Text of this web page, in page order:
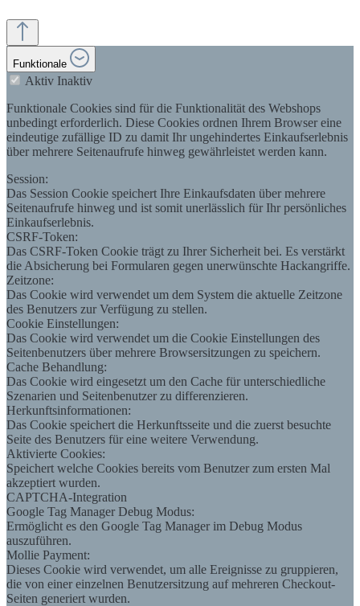
Funktionale
Aktiv Inaktiv
Funktionale Cookies sind für die Funktionalität des Webshops
unbedingt erforderlich. Diese Cookies ordnen Ihrem Browser eine
eindeutige zufällige ID zu damit Ihr ungehindertes Einkaufserlebnis
über mehrere Seitenaufrufe hinweg gewährleistet werden kann.
Session:
Das Session Cookie speichert Ihre Einkaufsdaten über mehrere
Seitenaufrufe hinweg und ist somit unerlässlich für Ihr persönliches
Einkaufserlebnis.
CSRF-Token:
Das CSRF-Token Cookie trägt zu Ihrer Sicherheit bei. Es verstärkt
die Absicherung bei Formularen gegen unerwünschte Hackangriffe.
Zeitzone:
Das Cookie wird verwendet um dem System die aktuelle Zeitzone
des Benutzers zur Verfügung zu stellen.
Cookie Einstellungen:
Das Cookie wird verwendet um die Cookie Einstellungen des
Seitenbenutzers über mehrere Browsersitzungen zu speichern.
Cache Behandlung:
Das Cookie wird eingesetzt um den Cache für unterschiedliche
Szenarien und Seitenbenutzer zu differenzieren.
Herkunftsinformationen:
Das Cookie speichert die Herkunftsseite und die zuerst besuchte
Seite des Benutzers für eine weitere Verwendung.
Aktivierte Cookies:
Speichert welche Cookies bereits vom Benutzer zum ersten Mal
akzeptiert wurden.
CAPTCHA-Integration
Google Tag Manager Debug Modus:
Ermöglicht es den Google Tag Manager im Debug Modus
auszuführen.
Mollie Payment:
Dieses Cookie wird verwendet, um alle Ereignisse zu gruppieren,
die von einer einzelnen Benutzersitzung auf mehreren Checkout-
Seiten generiert wurden.